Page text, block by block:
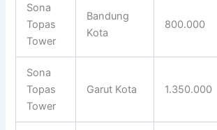
Sona
Topas
Tower
Bandung
Kota
800.000
Sona
Topas
Tower
Garut Kota 1.350.000